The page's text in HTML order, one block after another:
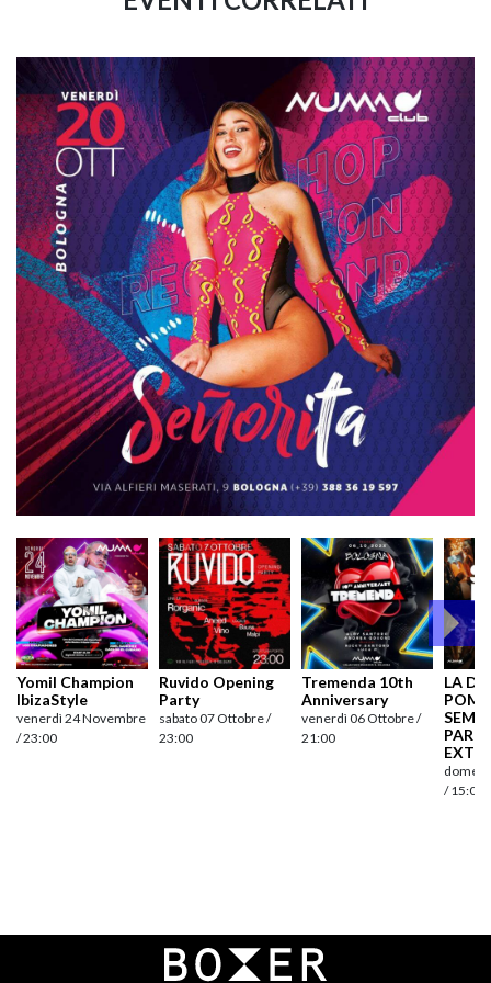
Yomil Champion
IbizaStyle
venerdì 24 Novembre
/ 23:00
Ruvido Opening
Party
sabato 07 Ottobre /
23:00
Tremenda 10th
Anniversary
venerdì 06 Ottobre /
21:00
LA
/ 15:00
Navigazione